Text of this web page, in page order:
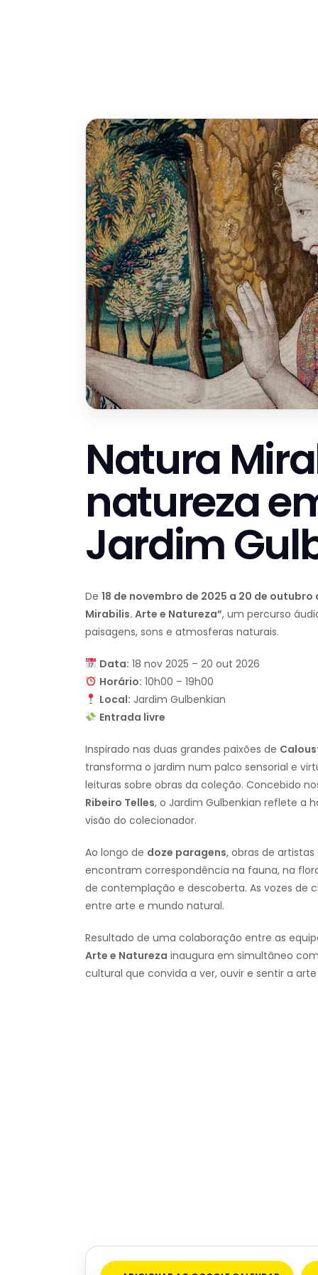
Natura
natureza
Jardim
De 18 de novembro de 2025 a 20 de outubro
Mirabilis. Arte e Natureza”, um percurso
paisagens, sons e atmosferas naturais.
Data: 18 nov 2025 – 20 out 2026
Horário: 10h00 – 19h00
Local: Jardim Gulbenkian
Entrada livre
Inspirado nas duas grandes paixões de
transforma o jardim num palco sensorial e
leituras sobre obras da coleção. Concebido
Ribeiro Telles, o Jardim Gulbenkian reflete a
visão do colecionador.
Ao longo de doze paragens, obras de
encontram correspondência na fauna, na
de contemplação e descoberta. As vozes de
entre arte e mundo natural.
Resultado de uma colaboração entre as
Arte e Natureza inaugura em simultâneo
cultural que convida a ver, ouvir e sentir a